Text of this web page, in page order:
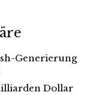
Generierung
Dollar